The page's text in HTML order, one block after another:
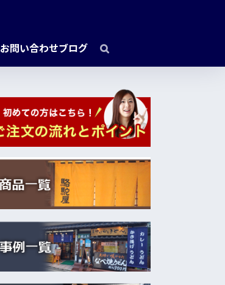
お問い合わせブログ